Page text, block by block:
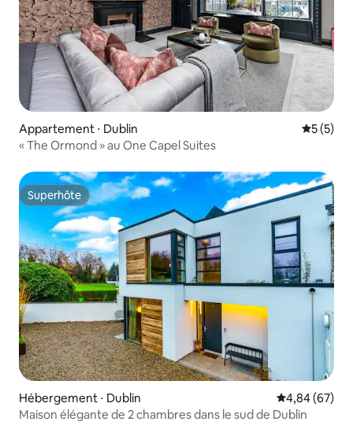
Appartement ⋅ Dublin
5 (5)
« The Ormond » au One Capel Suites
Superhôte
Superhôte
Hébergement ⋅ Dublin Évaluation
4,84 (67)
Maison élégante de 2 chambres dans le sud de Dublin